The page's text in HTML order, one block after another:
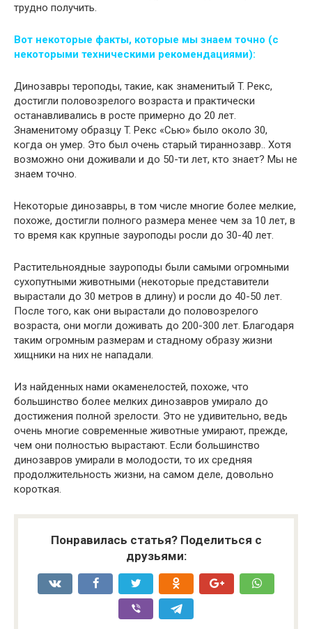
трудно получить.
Вот некоторые факты, которые мы знаем точно (с
некоторыми техническими рекомендациями):
Динозавры тероподы, такие, как знаменитый T. Рекс,
достигли половозрелого возраста и практически
останавливались в росте примерно до 20 лет.
Знаменитому образцу T. Рекс «Сью» было около 30,
когда он умер. Это был очень старый тираннозавр.. Хотя
возможно они доживали и до 50-ти лет, кто знает? Мы не
знаем точно.
Некоторые динозавры, в том числе многие более мелкие,
похоже, достигли полного размера менее чем за 10 лет, в
то время как крупные зауроподы росли до 30-40 лет.
Растительноядные зауроподы были самыми огромными
сухопутными животными (некоторые представители
вырастали до 30 метров в длину) и росли до 40-50 лет.
После того, как они вырастали до половозрелого
возраста, они могли доживать до 200-300 лет. Благодаря
таким огромным размерам и стадному образу жизни
хищники на них не нападали.
Из найденных нами окаменелостей, похоже, что
большинство более мелких динозавров умирало до
достижения полной зрелости. Это не удивительно, ведь
очень многие современные животные умирают, прежде,
чем они полностью вырастают. Если большинство
динозавров умирали в молодости, то их средняя
продолжительность жизни, на самом деле, довольно
короткая.
Понравилась статья? Поделиться с
друзьями: